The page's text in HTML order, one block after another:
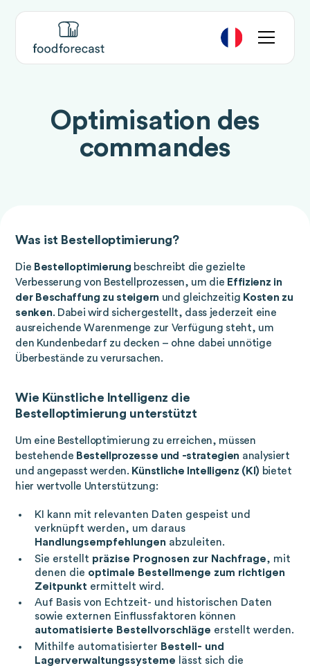
Optimisation des
commandes
Was ist Bestelloptimierung?
Die Bestelloptimierung beschreibt die gezielte
Verbesserung von Bestellprozessen, um die Effizienz in
der Beschaffung zu steigern und gleichzeitig Kosten zu
senken. Dabei wird sichergestellt, dass jederzeit eine
ausreichende Warenmenge zur Verfügung steht, um
den Kundenbedarf zu decken – ohne dabei unnötige
Überbestände zu verursachen.
Wie Künstliche Intelligenz die
Bestelloptimierung unterstützt
Um eine Bestelloptimierung zu erreichen, müssen
bestehende Bestellprozesse und -strategien analysiert
und angepasst werden. Künstliche Intelligenz (KI) bietet
hier wertvolle Unterstützung:
KI kann mit relevanten Daten gespeist und
verknüpft werden, um daraus
Handlungsempfehlungen abzuleiten.
Sie erstellt präzise Prognosen zur Nachfrage, mit
denen die optimale Bestellmenge zum richtigen
Zeitpunkt ermittelt wird.
Auf Basis von Echtzeit- und historischen Daten
sowie externen Einflussfaktoren können
automatisierte Bestellvorschläge erstellt werden.
Mithilfe automatisierter Bestell- und
Lagerverwaltungssysteme lässt sich die